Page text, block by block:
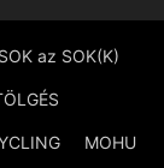
az SOK(K)
MOHU